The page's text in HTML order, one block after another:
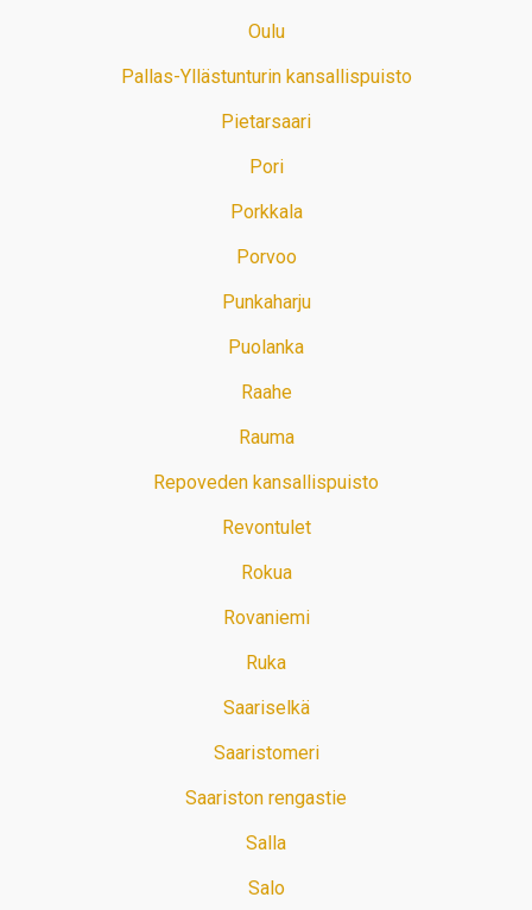
Oulu
Pallas-Yllästunturin kansallispuisto
Pietarsaari
Pori
Porkkala
Porvoo
Punkaharju
Puolanka
Raahe
Rauma
Repoveden kansallispuisto
Revontulet
Rokua
Rovaniemi
Ruka
Saariselkä
Saaristomeri
Saariston rengastie
Salla
Salo